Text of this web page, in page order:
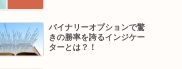
バイナリーオプションで驚
きの勝率を誇るインジケー
ターとは？！